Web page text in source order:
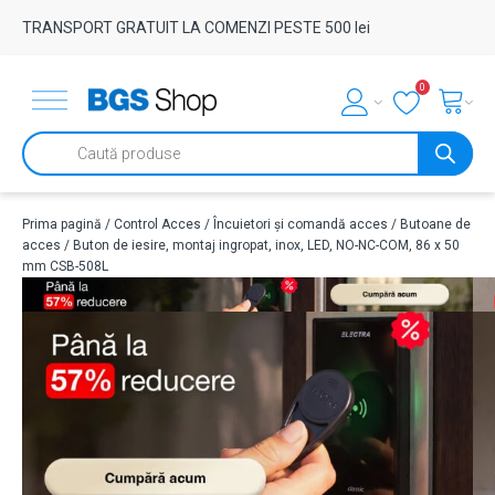
TRANSPORT GRATUIT LA COMENZI PESTE 500 lei
0
Products
search
Prima pagină / Control Acces / Încuietori și comandă acces / Butoane de
acces / Buton de iesire, montaj ingropat, inox, LED, NO-NC-COM, 86 x 50
mm CSB-508L